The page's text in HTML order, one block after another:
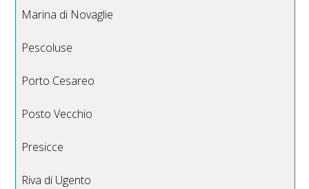
Marina di Novaglie
Pescoluse
Porto Cesareo
Posto Vecchio
Presicce
Riva di Ugento